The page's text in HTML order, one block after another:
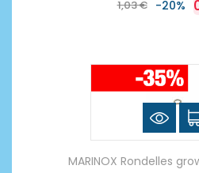
1,03 € -20%
MARINOX Rondelles